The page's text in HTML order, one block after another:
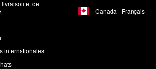
livraison et de
internationales
Canada - Français